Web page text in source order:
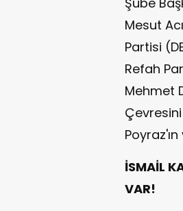
Mesut
Partisi
Refah
Mehmet
Çevresini
Poyraz'ın
İSMAİL
VAR!